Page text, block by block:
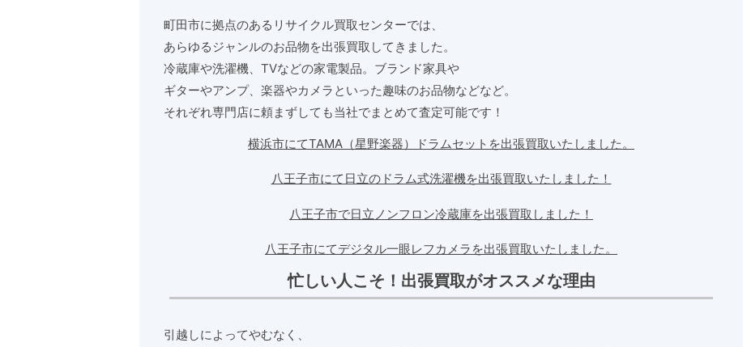
町田市に拠点のあるリサイクル買取センターでは、
あらゆるジャンルのお品物を出張買取してきました。
冷蔵庫や洗濯機、TVなどの家電製品。ブランド家具や
ギターやアンプ、楽器やカメラといった趣味のお品物などなど。
それぞれ専門店に頼まずしても当社でまとめて査定可能です！
横浜市にてTAMA（星野楽器）ドラムセットを出張買取いたしました。
八王子市にて日立のドラム式洗濯機を出張買取いたしました！
八王子市で日立ノンフロン冷蔵庫を出張買取しました！
八王子市にてデジタル一眼レフカメラを出張買取いたしました。
忙しい人こそ！出張買取がオススメな理由
引越しによってやむなく、